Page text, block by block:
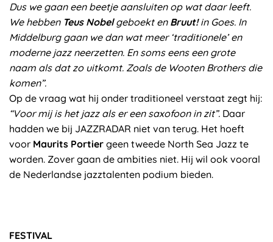
Dus we gaan een beetje aansluiten op wat daar leeft.
We hebben Teus Nobelgeboekt en Bruut!in Goes. In
Middelburg gaan we dan wat meer ‘traditionele’ en
moderne jazz neerzetten. En soms eens een grote
naam als dat zo uitkomt. Zoals de Wooten Brothers die
komen”.
Op de vraag wat hij onder traditioneel verstaat zegt hij:
“Voor mij is het jazz als er een saxofoon in zit”. Daar
hadden we bij JAZZRADAR niet van terug. Het hoeft
voor Maurits Portier geen tweede North Sea Jazz te
worden. Zover gaan de ambities niet. Hij wil ook vooral
de Nederlandse jazztalenten podium bieden.
FESTIVAL